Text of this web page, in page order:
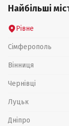
Найбільші
Рівне
Сімферополь
Вінниця
Чернівці
Луцьк
Дніпро